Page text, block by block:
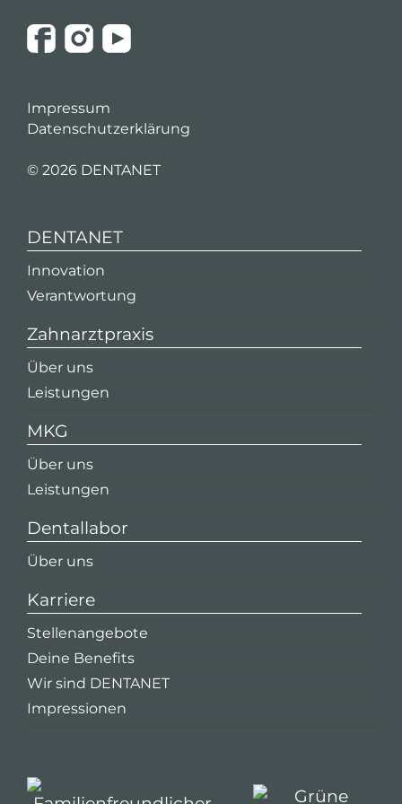
Impressum
Datenschutzerklärung
© 2026 DENTANET
DENTANET
Innovation
Verantwortung
Zahnarztpraxis
Über uns
Leistungen
MKG
Über uns
Leistungen
Dentallabor
Über uns
Karriere
Stellenangebote
Deine Benefits
Wir sind DENTANET
Impressionen